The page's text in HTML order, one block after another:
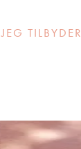
JEG TILBYDER